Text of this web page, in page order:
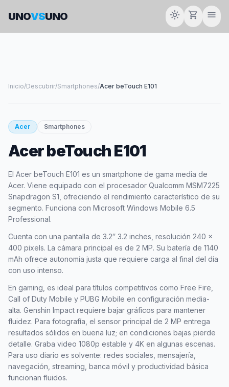
UNOVSUNO light_mode shopping_cart menu
Inicio/Descubrir/Smartphones/Acer beTouch E101
smartphone
ACER
Acer Smartphones
Acer beTouch E101
El Acer beTouch E101 es un smartphone de gama media de
Acer. Viene equipado con el procesador Qualcomm MSM7225
Snapdragon S1, ofreciendo el rendimiento característico de su
segmento. Funciona con Microsoft Windows Mobile 6.5
Professional.
Cuenta con una pantalla de 3.2″ 3.2 inches, resolución 240 x
400 pixels. La cámara principal es de 2 MP. Su batería de 1140
mAh ofrece autonomía justa que requiere carga al final del día
con uso intenso.
En gaming, es ideal para títulos competitivos como Free Fire,
Call of Duty Mobile y PUBG Mobile en configuración media-
alta. Genshin Impact requiere bajar gráficos para mantener
fluidez. Para fotografía, el sensor principal de 2 MP entrega
resultados sólidos en buena luz; en condiciones bajas pierde
detalle. Graba video 1080p estable y 4K en algunas escenas.
Para uso diario es solvente: redes sociales, mensajería,
navegación, streaming, banca móvil y productividad básica
funcionan fluidos.